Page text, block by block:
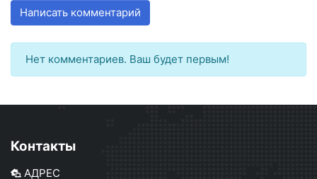
Написать комментарий
Нет комментариев. Ваш будет первым!
Контакты
АДРЕС